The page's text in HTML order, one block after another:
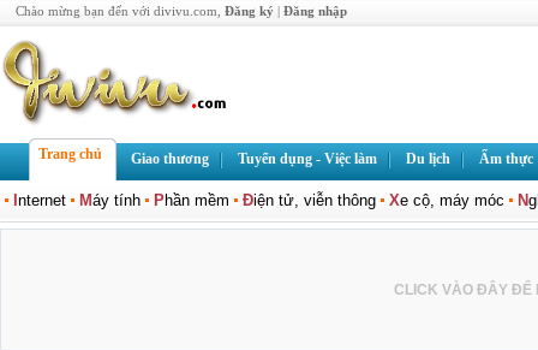
Chào mừng bạn đến với divivu.com, Đăng ký | Đăng nhập
Trang chủ Giao thương Tuyển dụng - Việc làm Du lịch Ẩm thực
nternet Máy tính Phần mềm Điện tử, viễn thông Xe cộ, máy móc N
CLICK VÀO ĐÂY ĐỂ